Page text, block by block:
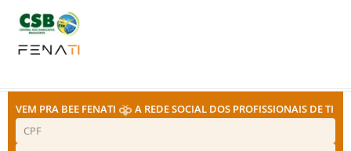
VEM PRA BEE FENATI A REDE SOCIAL DOS PROFISSIONAIS DE TI